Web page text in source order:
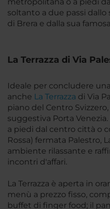
soltanto a due passi
di Brera e dalla sua
La Terrazza di Via
Ideale per concludere
anche La Terrazza di Via
piano del Centro
suggestiva Porta
a piedi dal centro città o
Rossa) fermata Palestro,
ambiente rilassante e
incontri d'affari.
La Terrazza è aperta in
menù a prezzo fisso,
buffet di finger food; il